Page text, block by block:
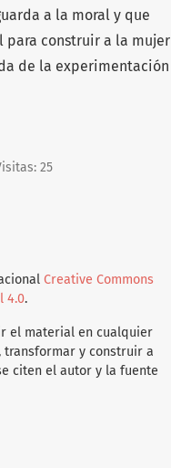
a la moral y que
construir a la mujer
de la experimentación
25
Creative Commons
4.0.
el material en cualquier
transformar y construir a
citen el autor y la fuente